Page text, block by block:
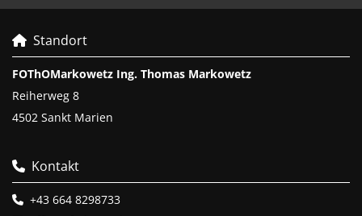
 Standort
FOThOMarkowetz Ing. Thomas Markowetz
Reiherweg 8
4502 Sankt Marien
 Kontakt
 +43 664 8298733